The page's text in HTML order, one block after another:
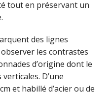
tout en préservant un
des lignes
les contrastes
d’origine dont le
D’une
et habillé d’acier ou de